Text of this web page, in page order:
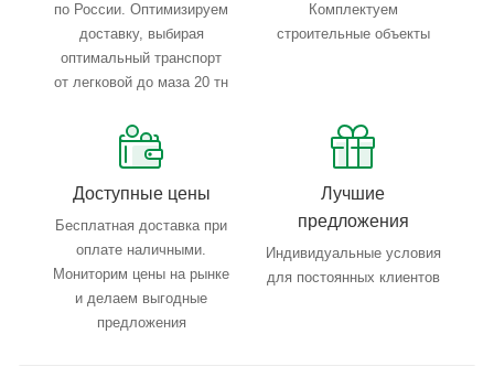
по России. Оптимизируем
доставку, выбирая
оптимальный транспорт
от легковой до маза 20 тн
Комплектуем
строительные объекты
Доступные цены
Бесплатная доставка при
оплате наличными.
Мониторим цены на рынке
и делаем выгодные
предложения
Лучшие
предложения
Индивидуальные условия
для постоянных клиентов